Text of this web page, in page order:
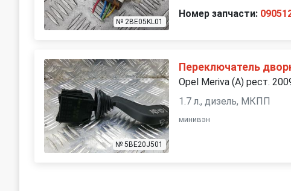
№ 2BE05KL01
Номер запчасти:
№ 5BE20J501
Переключатель
Opel Meriva (A) рест.
1.7 л., дизель, МКПП
минивэн